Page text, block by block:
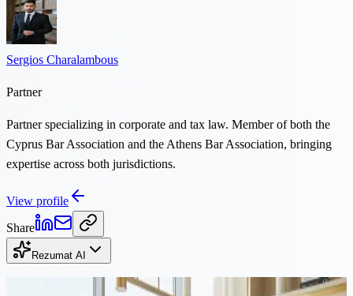
Sergios Charalambous
Partner
Partner specializing in corporate and tax law. Member of both the
Cyprus Bar Association and the Athens Bar Association, bringing
expertise across both jurisdictions.
View profile
Share
Rezumat AI